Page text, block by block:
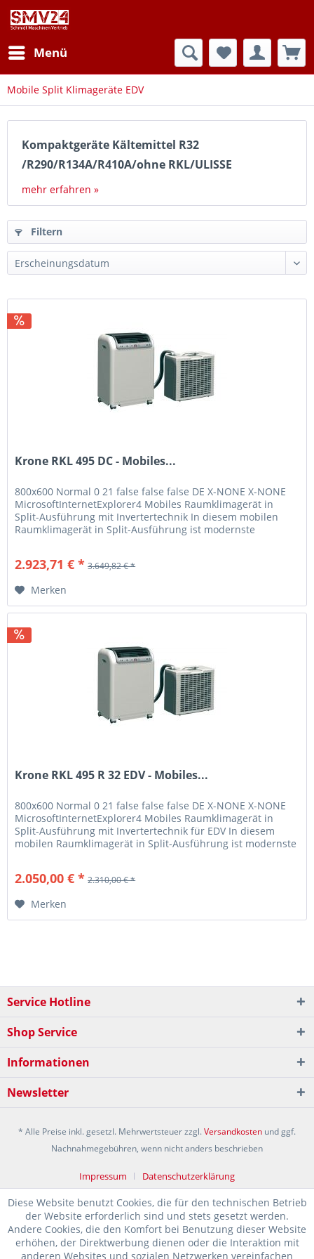
Menü
Mobile Split Klimageräte EDV
Kompaktgeräte Kältemittel R32
/R290/R134A/R410A/ohne RKL/ULISSE
mehr erfahren »
Filtern
Krone RKL 495 DC - Mobiles...
800x600 Normal 0 21 false false false DE X-NONE X-NONE
MicrosoftInternetExplorer4 Mobiles Raumklimagerät in
Split-Ausführung mit Invertertechnik In diesem mobilen
Raumklimagerät in Split-Ausführung ist modernste
2.923,71 € * 3.649,82 € *
Merken
Krone RKL 495 R 32 EDV - Mobiles...
800x600 Normal 0 21 false false false DE X-NONE X-NONE
MicrosoftInternetExplorer4 Mobiles Raumklimagerät in
Split-Ausführung mit Invertertechnik für EDV In diesem
mobilen Raumklimagerät in Split-Ausführung ist modernste
2.050,00 € * 2.310,00 € *
Merken
Service Hotline
Shop Service
Informationen
Newsletter
* Alle Preise inkl. gesetzl. Mehrwertsteuer zzgl.Versandkosten und ggf.
Nachnahmegebühren, wenn nicht anders beschrieben
Impressum Datenschutzerklärung
Diese Website benutzt Cookies, die für den technischen Betrieb
der Website erforderlich sind und stets gesetzt werden.
Andere Cookies, die den Komfort bei Benutzung dieser Website
erhöhen, der Direktwerbung dienen oder die Interaktion mit
anderen Websites und sozialen Netzwerken vereinfachen